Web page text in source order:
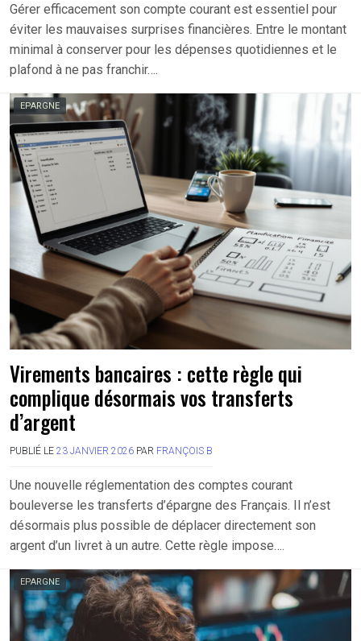
Gérer efficacement son compte courant est essentiel pour
éviter les mauvaises surprises financières. Entre le montant
minimal à conserver pour les dépenses quotidiennes et le
plafond à ne pas franchir….
EPARGNE
Virements bancaires : cette règle qui
complique désormais vos transferts
d’argent
PUBLIÉ LE 23 JANVIER 2026 PAR FRANÇOIS B
Une nouvelle réglementation des comptes courant
bouleverse les transferts d’épargne des Français. Il n’est
désormais plus possible de déplacer directement son
argent d’un livret à un autre. Cette règle impose….
EPARGNE